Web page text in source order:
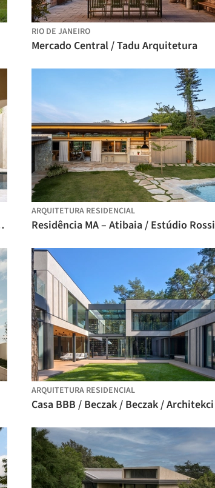
RIO DE JANEIRO
Mercado Central / Tadu Arquitetura
Architecture
ARQUITETURA RESIDENCIAL
ARQUITETURA RESIDENCIAL
Casa BBB / Beczak / Beczak / Architekci